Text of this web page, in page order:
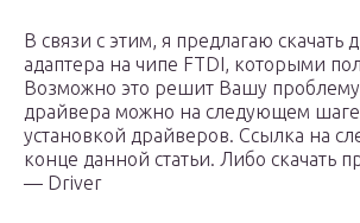
В связи с этим, я предлагаю скачать
адаптера на чипе FTDI, которыми
Возможно это решит Вашу
драйвера можно на следующем
установкой драйверов. Ссылка на
конце данной статьи. Либо скачать
— Driver